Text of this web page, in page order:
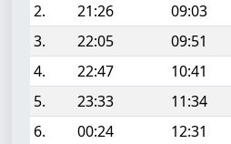
2.
21:26 09:03
3.
22:05 09:51
4.
22:47 10:41
5.
23:33 11:34
6.
00:24 12:31